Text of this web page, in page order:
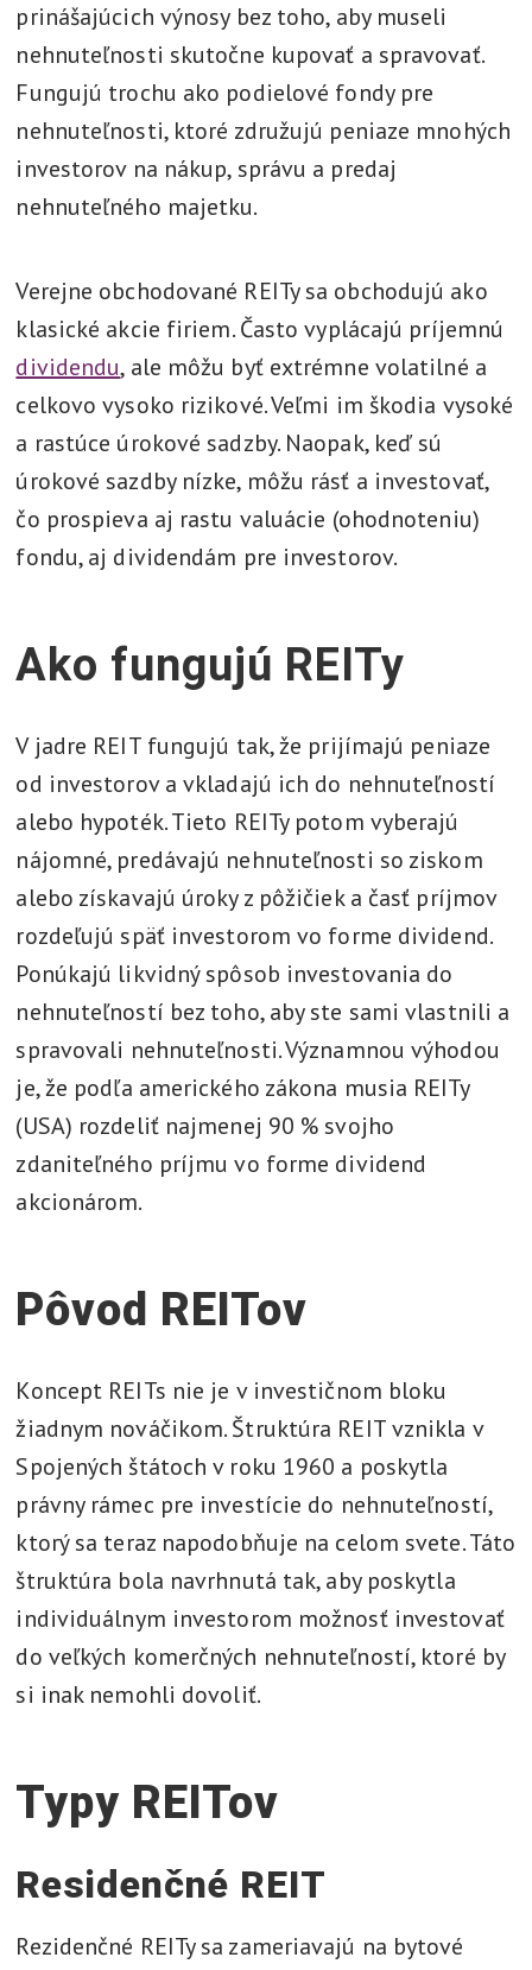
prinášajúcich výnosy bez toho, aby museli
nehnuteľnosti skutočne kupovať a spravovať.
Fungujú trochu ako podielové fondy pre
nehnuteľnosti, ktoré združujú peniaze mnohých
investorov na nákup, správu a predaj
nehnuteľného majetku.
Verejne obchodované REITy sa obchodujú ako
klasické akcie firiem. Často vyplácajú príjemnú
dividendu, ale môžu byť extrémne volatilné a
celkovo vysoko rizikové. Veľmi im škodia vysoké
a rastúce úrokové sadzby. Naopak, keď sú
úrokové sazdby nízke, môžu rásť a investovať,
čo prospieva aj rastu valuácie (ohodnoteniu)
fondu, aj dividendám pre investorov.
Ako fungujú REITy
V jadre REIT fungujú tak, že prijímajú peniaze
od investorov a vkladajú ich do nehnuteľností
alebo hypoték. Tieto REITy potom vyberajú
nájomné, predávajú nehnuteľnosti so ziskom
alebo získavajú úroky z pôžičiek a časť príjmov
rozdeľujú späť investorom vo forme dividend.
Ponúkajú likvidný spôsob investovania do
nehnuteľností bez toho, aby ste sami vlastnili a
spravovali nehnuteľnosti. Významnou výhodou
je, že podľa amerického zákona musia REITy
(USA) rozdeliť najmenej 90 % svojho
zdaniteľného príjmu vo forme dividend
akcionárom.
Pôvod REITov
Koncept REITs nie je v investičnom bloku
žiadnym nováčikom. Štruktúra REIT vznikla v
Spojených štátoch v roku 1960 a poskytla
právny rámec pre investície do nehnuteľností,
ktorý sa teraz napodobňuje na celom svete. Táto
štruktúra bola navrhnutá tak, aby poskytla
individuálnym investorom možnosť investovať
do veľkých komerčných nehnuteľností, ktoré by
si inak nemohli dovoliť.
Typy REITov
Residenčné REIT
Rezidenčné REITy sa zameriavajú na bytové